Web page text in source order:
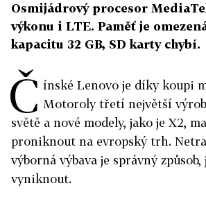
Osmijádrový procesor
výkonu i LTE. Paměť je
kapacitu 32 GB, SD karty chybí.
Č ínské Lenovo je díky koupi
Motoroly třetí největší
světě a nové modely, jako je X2,
proniknout na evropský trh.
výborná výbava je správný způsob,
vyniknout.